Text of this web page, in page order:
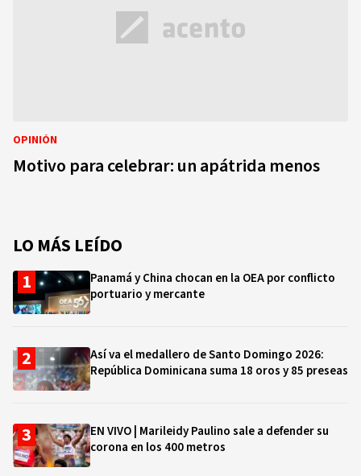
OPINIÓN
Motivo para celebrar: un apátrida menos
LO MÁS LEÍDO
Panamá y China chocan en la OEA por conflicto
portuario y mercante
Así va el medallero de Santo Domingo 2026:
República Dominicana suma 18 oros y 85 preseas
EN VIVO | Marileidy Paulino sale a defender su
corona en los 400 metros